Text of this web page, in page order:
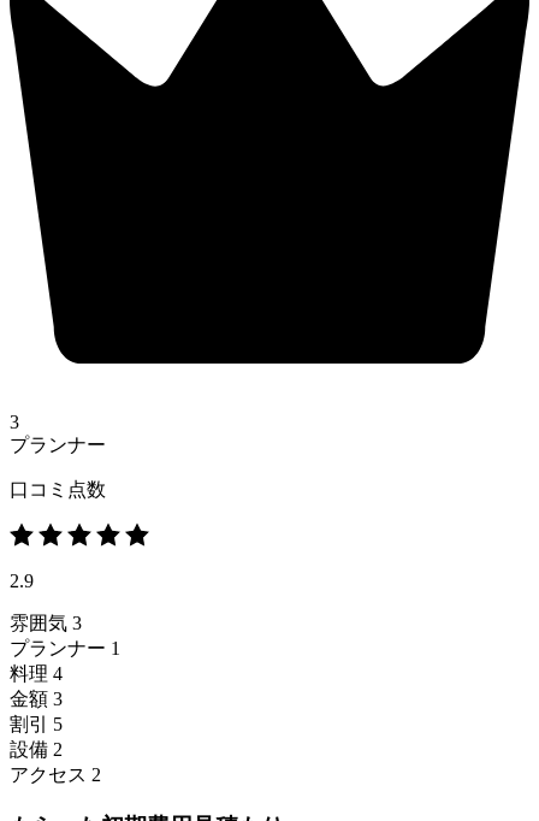
3
プランナー
口コミ点数
2.9
雰囲気 3
プランナー 1
料理 4
金額 3
割引
5
設備 2
アクセス 2